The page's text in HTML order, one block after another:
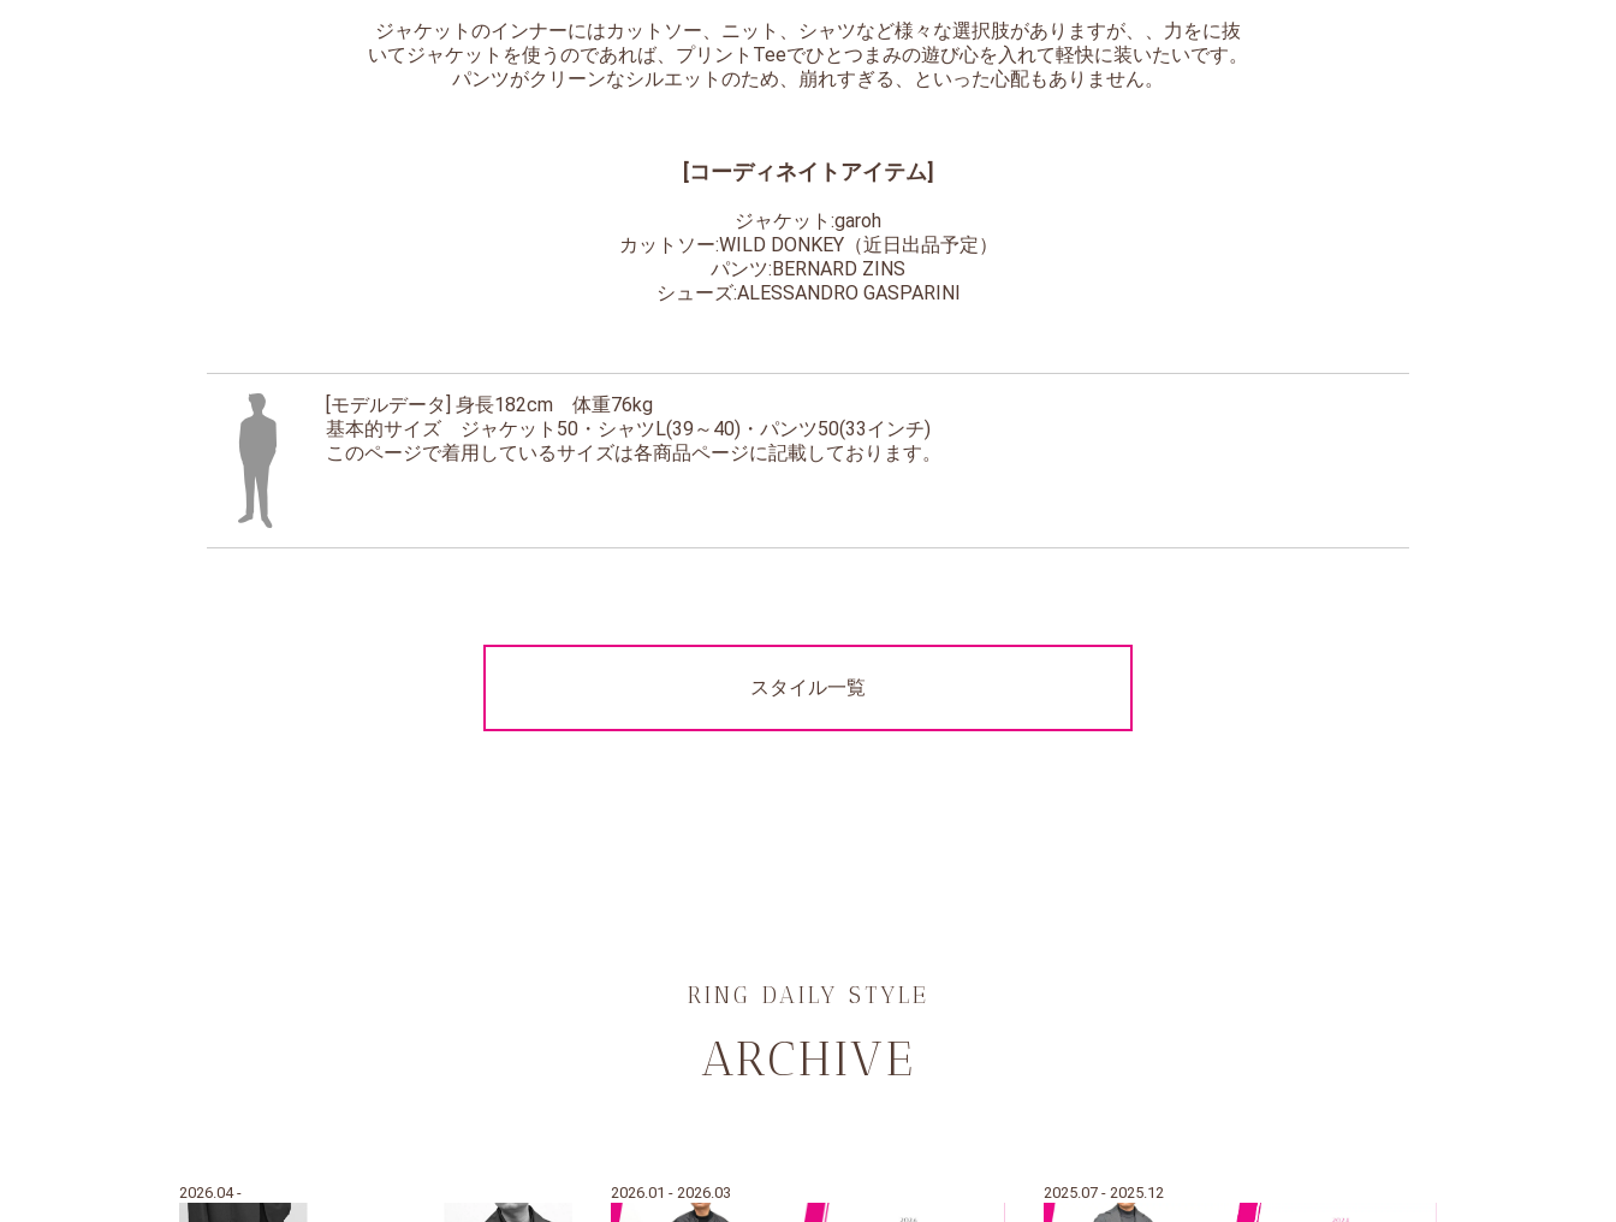
ジャケットのインナーにはカットソー、ニット、シャツなど様々な選択肢がありますが、、力をに抜
いてジャケットを使うのであれば、プリントTeeでひとつまみの遊び心を入れて軽快に装いたいです。
パンツがクリーンなシルエットのため、崩れすぎる、といった心配もありません。
[コーディネイトアイテム]
ジャケット:garoh
カットソー:WILD DONKEY（近日出品予定）
パンツ:BERNARD ZINS
シューズ:ALESSANDRO GASPARINI
[モデルデータ] 身長182cm 体重76kg
基本的サイズ ジャケット50・シャツL(39～40)・パンツ50(33インチ)
このページで着用しているサイズは各商品ページに記載しております。
スタイル一覧
RING DAILY STYLE
ARCHIVE
2026.04 - 2026.01 - 2026.03 2025.07 - 2025.12